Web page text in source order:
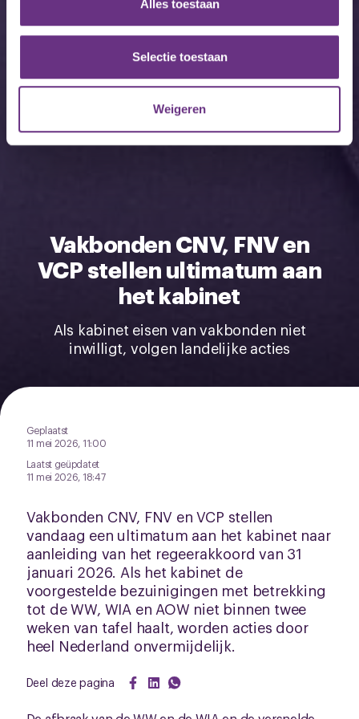
partners voor social media, adverteren en analyse. Deze
partners kunnen deze gegevens combineren met andere
verzameld op basis van uw gebruik van hun services.
U kunt uw toestemming op elk moment wijzigen of
Alles toestaan
Selectie toestaan
Weigeren
Vakbonden CNV, FNV en
VCP stellen ultimatum aan
het kabinet
Als kabinet eisen van vakbonden niet
inwilligt, volgen landelijke acties
Geplaatst
11 mei 2026, 11:00
Laatst geüpdatet
11 mei 2026, 18:47
Vakbonden CNV, FNV en VCP stellen
vandaag een ultimatum aan het kabinet naar
aanleiding van het regeerakkoord van 31
januari 2026. Als het kabinet de
voorgestelde bezuinigingen met betrekking
tot de WW, WIA en AOW niet binnen twee
weken van tafel haalt, worden acties door
heel Nederland onvermijdelijk.
Deel deze pagina